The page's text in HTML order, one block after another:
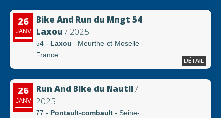
26
JANV
Bike And Run du Mngt 54
Laxou / 2025
54 - Laxou - Meurthe-et-Moselle -
France
DÉTAIL
26
JANV
Run And Bike du Nautil/
2025
77 - Pontault-combault - Seine-